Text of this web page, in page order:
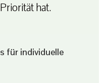
hat.
für individuelle